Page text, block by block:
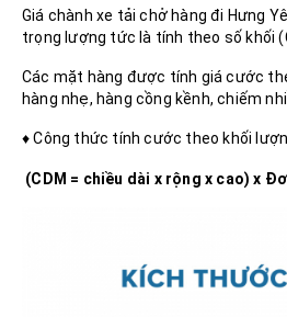
Giá chành xe tải chở hàng đi Hưng
trọng lượng tức là tính theo số khối
Các mặt hàng được tính giá cước
hàng nhẹ, hàng cồng kềnh, chiếm
♦ Công thức tính cước theo khối
(CDM = chiều dài x rộng x cao) x